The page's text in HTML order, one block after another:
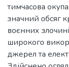
тимчасова
значний обсяг
воєнних
широкого
джерел та